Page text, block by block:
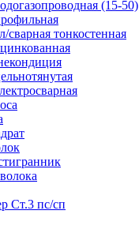
(15-50)
сварная тонкостенная
Ст.3 пс/сп